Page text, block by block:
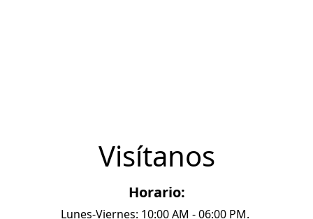
Visítanos
Horario:
Lunes-Viernes: 10:00 AM - 06:00 PM.